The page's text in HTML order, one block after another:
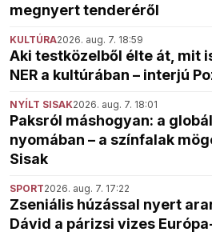
megnyert tenderéről
KULTÚRA2026. aug. 7. 18:59
Aki testközelből élte át, mit
NER a kultúrában – interjú
NYÍLT SISAK2026. aug. 7. 18:01
Paksról máshogyan: a
nyomában – a színfalak
Sisak
SPORT2026. aug. 7. 17:22
Zseniális húzással nyert
Dávid a párizsi vizes